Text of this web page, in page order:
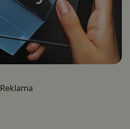
Reklama